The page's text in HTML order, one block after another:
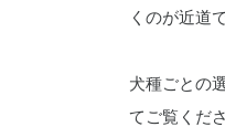
くのが近道
犬種ごとの
てご覧くだ